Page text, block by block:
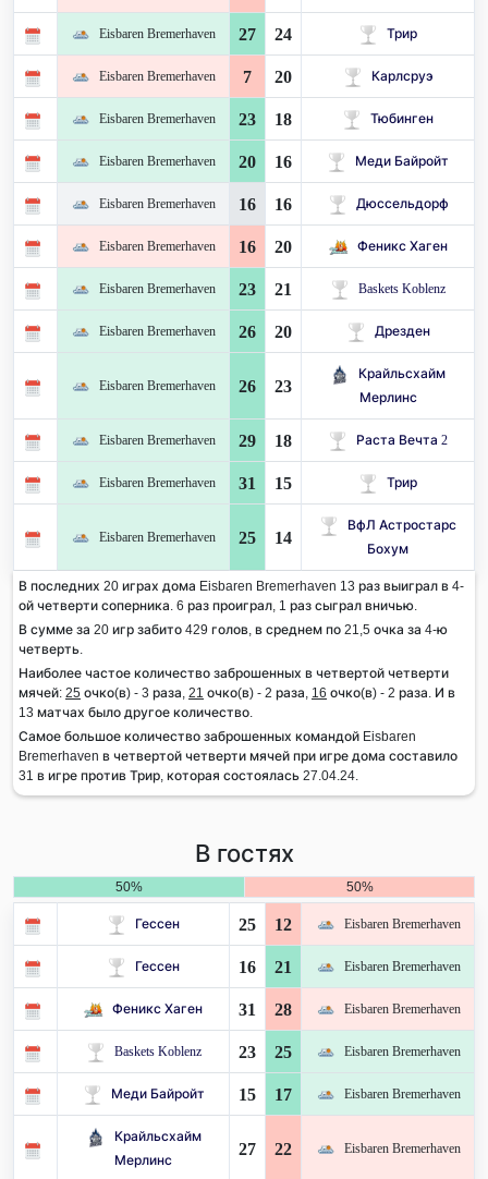
Eisbaren Bremerhaven 27 24 Трир
Eisbaren Bremerhaven 7 20 Карлсруэ
Eisbaren Bremerhaven 23 18 Тюбинген
Eisbaren Bremerhaven 20 16 Меди Байройт
Eisbaren Bremerhaven 16 16 Дюссельдорф
Eisbaren Bremerhaven 16 20 Феникс Хаген
Eisbaren Bremerhaven 23 21 Baskets Koblenz
Eisbaren Bremerhaven 26 20 Дрезден
Eisbaren Bremerhaven 26 23
Крайльсхайм
Мерлинс
Eisbaren Bremerhaven 29 18 Раста Вечта 2
Eisbaren Bremerhaven 31 15 Трир
Eisbaren Bremerhaven 25 14
ВфЛ Астростарс
Бохум
В последних 20 играх дома Eisbaren Bremerhaven 13 раз выиграл в 4-
ой четверти соперника. 6 раз проиграл, 1 раз сыграл вничью.
В сумме за 20 игр забито 429 голов, в среднем по 21,5 очка за 4-ю
четверть.
Наиболее частое количество заброшенных в четвертой четверти
мячей: 25 очко(в) - 3 раза, 21 очко(в) - 2 раза, 16 очко(в) - 2 раза. И в
13 матчах было другое количество.
Самое большое количество заброшенных командой Eisbaren
Bremerhaven в четвертой четверти мячей при игре дома составило
31 в игре против Трир, которая состоялась 27.04.24.
В гостях
50% 50%
Гессен 25 12 Eisbaren Bremerhaven
Гессен 16 21 Eisbaren Bremerhaven
Феникс Хаген 31 28 Eisbaren Bremerhaven
Baskets Koblenz 23 25 Eisbaren Bremerhaven
Меди Байройт 15 17 Eisbaren Bremerhaven
Крайльсхайм
Мерлинс
27 22 Eisbaren Bremerhaven